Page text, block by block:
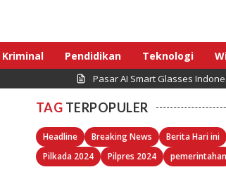
Kriminal Pendidikan Teknologi
SportPasar AI Smart Glasses
TAG TERPOPULER
Headline Breaking News
Berita Hari ini
Pilkada 2024
Pilpres 2024 pemerintahan